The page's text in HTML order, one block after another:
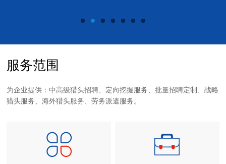
服务范围
为企业提供：中高级猎头招聘、定向挖掘服务、批量招聘定制、战略
猎头服务、海外猎头服务、劳务派遣服务。